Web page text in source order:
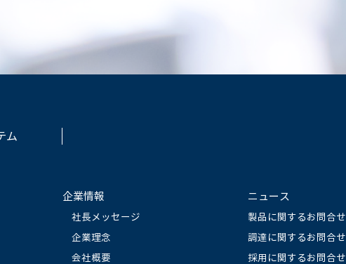
ム
企業情報
社長メッセージ
企業理念
会社概要
ニュース
製品に関するお問合せ
調達に関するお問合せ
採用に関するお問合せ